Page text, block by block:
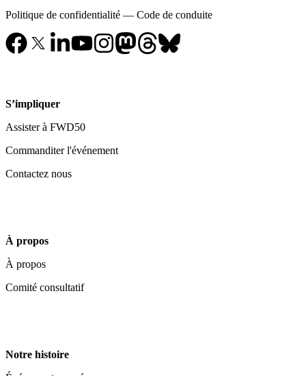
Politique de confidentialité — Code de conduite
S’impliquer
Assister à FWD50
Commanditer l'événement
Contactez nous
À propos
À propos
Comité consultatif
Notre histoire